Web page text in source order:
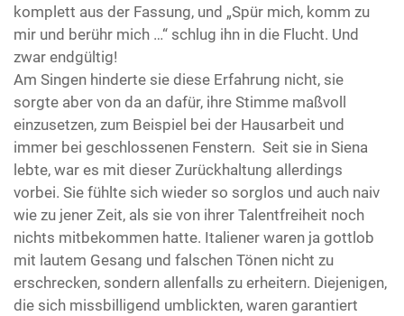
komplett aus der Fassung, und „Spür mich, komm zu
mir und berühr mich …“ schlug ihn in die Flucht. Und
zwar endgültig!
Am Singen hinderte sie diese Erfahrung nicht, sie
sorgte aber von da an dafür, ihre Stimme maßvoll
einzusetzen, zum Beispiel bei der Hausarbeit und
immer bei geschlossenen Fenstern. Seit sie in Siena
lebte, war es mit dieser Zurückhaltung allerdings
vorbei. Sie fühlte sich wieder so sorglos und auch naiv
wie zu jener Zeit, als sie von ihrer Talentfreiheit noch
nichts mitbekommen hatte. Italiener waren ja gottlob
mit lautem Gesang und falschen Tönen nicht zu
erschrecken, sondern allenfalls zu erheitern. Diejenigen,
die sich missbilligend umblickten, waren garantiert